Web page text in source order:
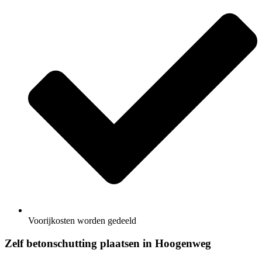
Voorijkosten worden gedeeld
Zelf betonschutting plaatsen in Hoogenweg